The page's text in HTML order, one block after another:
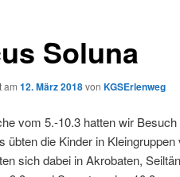
Soluna
am 12. März 2018von KGSErlenweg
vom 5.-10.3 hatten wir
übten die Kinder in
sich dabei in Akrobaten,